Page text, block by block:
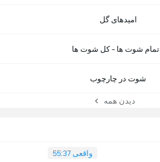
امیدهای گل
تمام شوت ها - کل شوت ها
شوت در چارچوب
دیدن همه
واقعی 55:37